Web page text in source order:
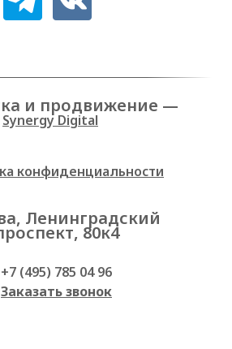
и продвижение —
Synergy Digital
конфиденциальности
Ленинградский
80к4
+7 (495) 785 04 96
Заказать звонок